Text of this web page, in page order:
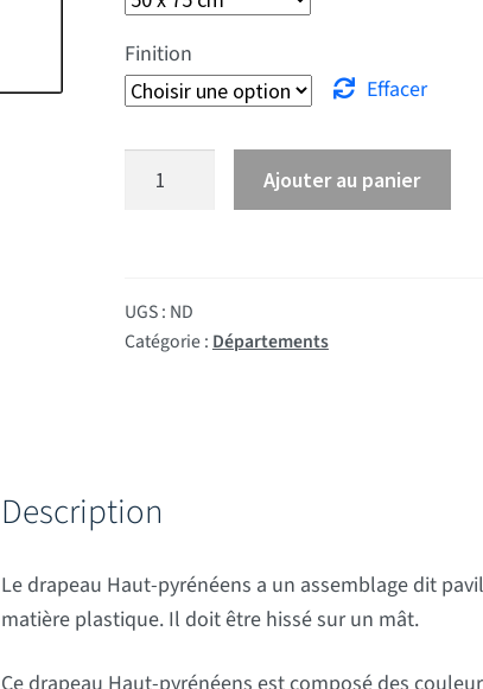
Finition
Effacer
quantité de Drapeau Hautes Pyrénées
Ajouter au panier
UGS : ND
Catégorie : Départements
Description
Le drapeau Haut-pyrénéens a un assemblage dit
matière plastique. Il doit être hissé sur un mât.